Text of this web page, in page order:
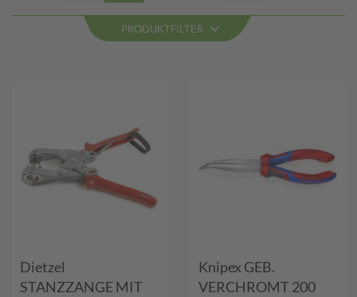
PRODUKTFILTER
Dietzel
STANZZANGE MIT
Knipex GEB.
VERCHROMT 200